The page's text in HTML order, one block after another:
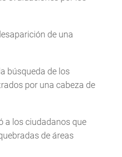
de una
búsqueda de los
por una cabeza de
a los ciudadanos que
de áreas